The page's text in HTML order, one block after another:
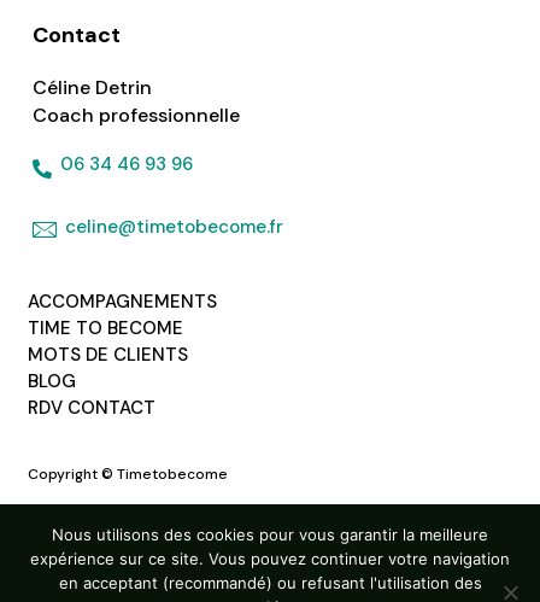
Contact
Céline Detrin
Coach professionnelle
06 34 46 93 96
celine@timetobecome.fr
ACCOMPAGNEMENTS
TIME TO BECOME
MOTS DE CLIENTS
BLOG
RDV CONTACT
Copyright © Timetobecome
Politique de confidentialité
Nous utilisons des cookies pour vous garantir la meilleure
expérience sur ce site. Vous pouvez continuer votre navigation
en acceptant (recommandé) ou refusant l'utilisation des